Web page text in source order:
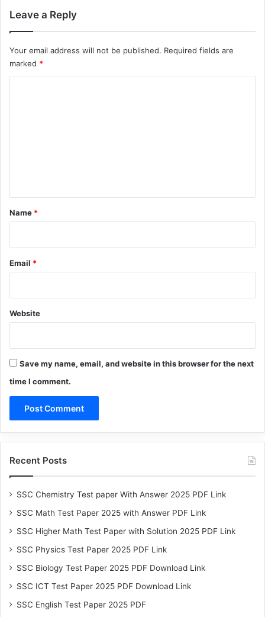
Leave a Reply
Your email address will not be published. Required fields are
marked *
*
Name *
Email *
Website
Save my name, email, and website in this browser for the next
time I comment.
Recent Posts
SSC Chemistry Test paper With Answer 2025 PDF Link
SSC Math Test Paper 2025 with Answer PDF Link
SSC Higher Math Test Paper with Solution 2025 PDF Link
SSC Physics Test Paper 2025 PDF Link
SSC Biology Test Paper 2025 PDF Download Link
SSC ICT Test Paper 2025 PDF Download Link
SSC English Test Paper 2025 PDF